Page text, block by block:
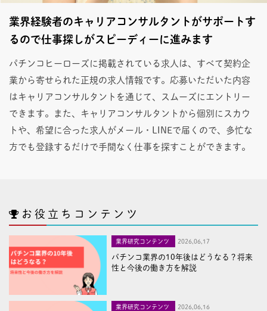
業界経験者のキャリアコンサルタントがサポートす
るので仕事探しがスピーディーに進みます
パチンコヒーローズに掲載されている求人は、すべて契約企
業から寄せられた正規の求人情報です。応募いただいた内容
はキャリアコンサルタントを通じて、スムーズにエントリー
できます。また、キャリアコンサルタントから個別にスカウ
トや、希望に合った求人がメール・LINEで届くので、多忙な
方でも登録するだけで手間なく仕事を探すことができます。
お役立ちコンテンツ
業界研究コンテンツ 2026,06,17
パチンコ業界の10年後はどうなる？将来
性と今後の働き方を解説
業界研究コンテンツ 2026,06,16